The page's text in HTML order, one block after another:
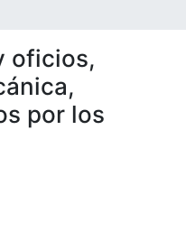
oficios,
por los